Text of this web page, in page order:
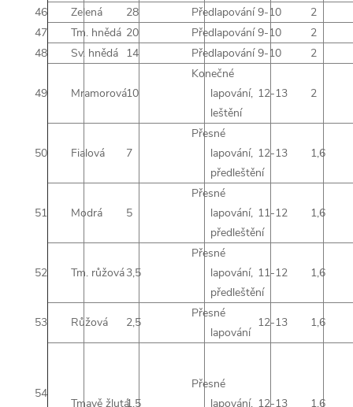
46 Zelená 28 Předlapování 9-10
2
47
Tm. hnědá 20 Předlapování 9-10
2
48
Sv. hnědá 14 Předlapování 9-10 2
49 Mramorová10
Konečné
lapování,
leštění
12-13 2
50 Fialová 7
Přesné
lapování,
předleštění
12-13 1,6
51 Modrá 5
Přesné
lapování,
předleštění
11-12 1,6
52 Tm. růžová3,5
Přesné
lapování,
předleštění
11-12 1,6
53 Růžová 2,5
Přesné
lapování
12-13 1,6
54
Tmavě žlutá1,5
Přesné
lapování, 12-13 1,6